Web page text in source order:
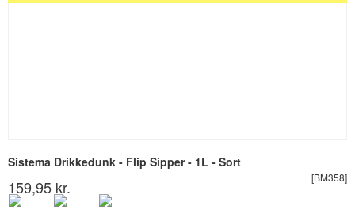
Sistema Drikkedunk - Flip Sipper - 1L - Sort
[BM358]
159,95 kr.